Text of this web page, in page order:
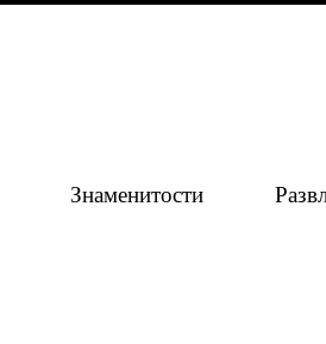
Знаменитости